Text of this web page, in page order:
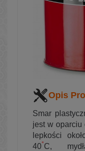
Opis
Smar
jest w oparciu
lepkości
40°C,